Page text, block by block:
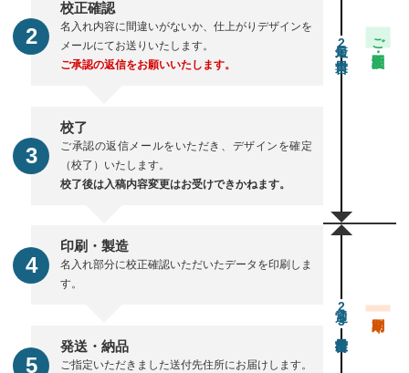
校正確認
名入れ内容に間違いがないか、仕上がりデザインを
メールにてお送りいたします。
ご承認の返信をお願いいたします。
校了
ご承認の返信メールをいただき、デザインを確定
（校了）いたします。
校了後は入稿内容変更はお受けできかねます。
2 ご注文・校正期間
印刷・製造
名入れ部分に校正確認いただいたデータを印刷しま
す。
発送・納品
ご指定いただきました送付先住所にお届けします。
通常23営業日後出荷